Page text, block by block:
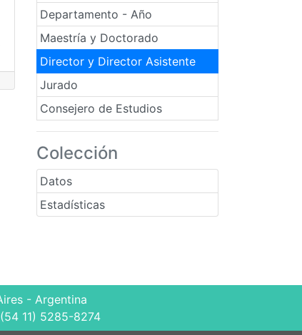
Departamento - Año
Maestría y Doctorado
Director y Director Asistente
Jurado
Consejero de Estudios
Colección
Datos
Estadísticas
- Argentina
11) 5285-8274